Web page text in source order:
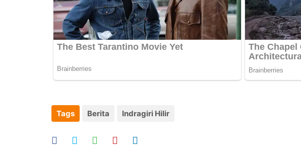
Tags Berita Indragiri Hilir